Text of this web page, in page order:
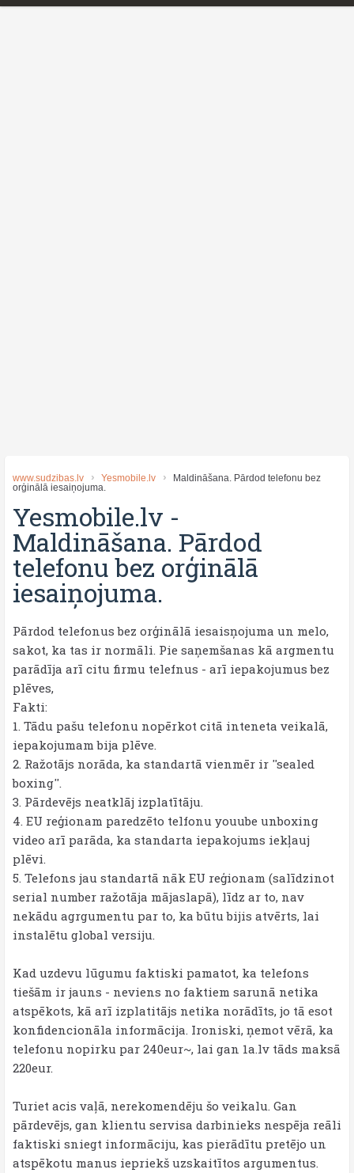
www.sudzibas.lv Yesmobile.lv
Maldināšana. Pārdod telefonu bez
orģinālā iesaiņojuma.
Yesmobile.lv -
Maldināšana. Pārdod
telefonu bez orģinālā
iesaiņojuma.
Pārdod telefonus bez orģinālā iesaisņojuma un melo,
sakot, ka tas ir normāli. Pie saņemšanas kā argmentu
parādīja arī citu firmu telefnus - arī iepakojumus bez
plēves,
Fakti:
1. Tādu pašu telefonu nopērkot citā inteneta veikalā,
iepakojumam bija plēve.
2. Ražotājs norāda, ka standartā vienmēr ir ''sealed
boxing''.
3. Pārdevējs neatklāj izplatītāju.
4. EU reģionam paredzēto telfonu youube unboxing
video arī parāda, ka standarta iepakojums iekļauj
plēvi.
5. Telefons jau standartā nāk EU reģionam (salīdzinot
serial number ražotāja mājaslapā), līdz ar to, nav
nekādu agrgumentu par to, ka būtu bijis atvērts, lai
instalētu global versiju.
Kad uzdevu lūgumu faktiski pamatot, ka telefons
tiešām ir jauns - neviens no faktiem sarunā netika
atspēkots, kā arī izplatitājs netika norādīts, jo tā esot
konfidencionāla informācija. Ironiski, ņemot vērā, ka
telefonu nopirku par 240eur~, lai gan 1a.lv tāds maksā
220eur.
Turiet acis vaļā, nerekomendēju šo veikalu. Gan
pārdevējs, gan klientu servisa darbinieks nespēja reāli
faktiski sniegt informāciju, kas pierādītu pretējo un
atspēkotu manus iepriekš uzskaitītos argumentus.